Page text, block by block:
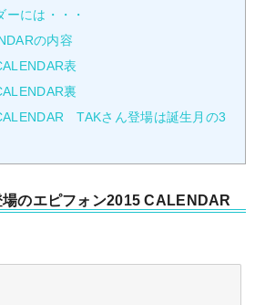
には・・・
の内容
表
裏
TAKさん登場は誕生月の3
のエピフォン2015 CALENDAR